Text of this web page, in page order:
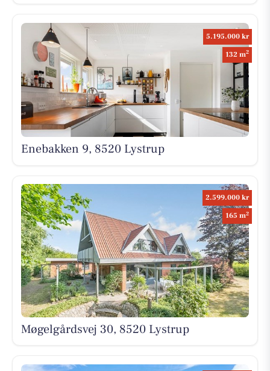
5.195.000 kr
132 m2
Enebakken 9, 8520 Lystrup
2.599.000 kr
165 m2
Møgelgårdsvej 30, 8520 Lystrup